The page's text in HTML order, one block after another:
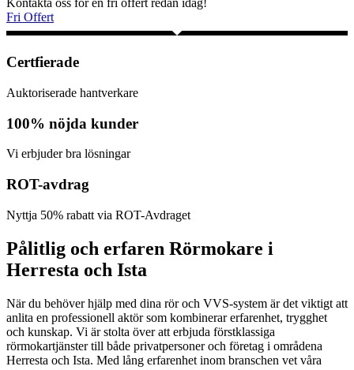
Kontakta oss för en fri offert redan idag!
Fri Offert
Certfierade
Auktoriserade hantverkare
100% nöjda kunder
Vi erbjuder bra lösningar
ROT-avdrag
Nyttja 50% rabatt via ROT-Avdraget
Pålitlig och erfaren Rörmokare i
Herresta och Ista
När du behöver hjälp med dina rör och VVS-system är det viktigt att
anlita en professionell aktör som kombinerar erfarenhet, trygghet
och kunskap. Vi är stolta över att erbjuda förstklassiga
rörmokartjänster till både privatpersoner och företag i områdena
Herresta och Ista. Med lång erfarenhet inom branschen vet våra